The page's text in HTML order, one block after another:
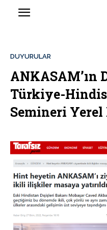
DUYURULAR
ANKASAM’ın
Türkiye-
Semineri Yerel